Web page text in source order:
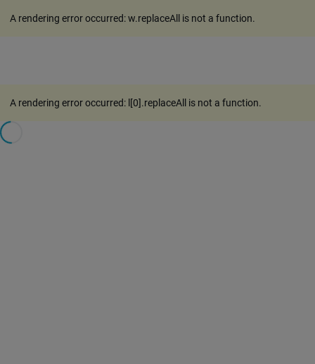
A rendering error occurred:w.replaceAll is not a function.
A rendering error occurred: l[0].replaceAll is not a function.